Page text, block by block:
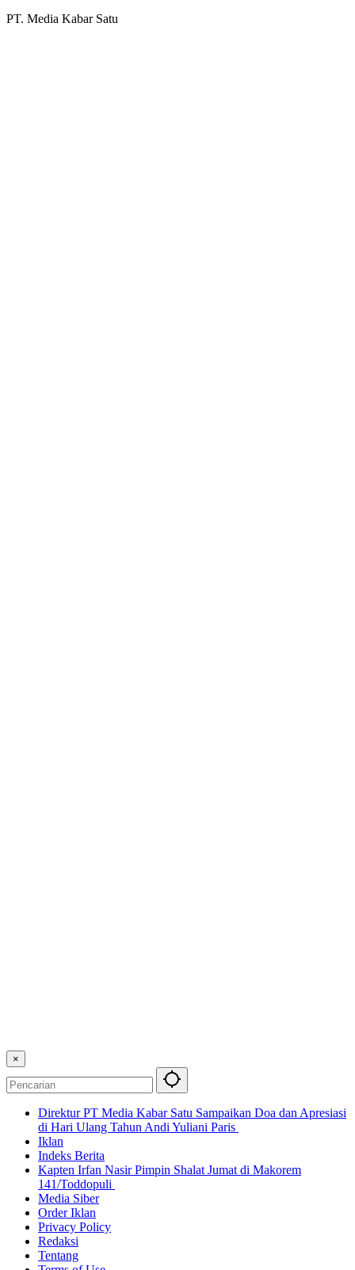
PT. Media Kabar Satu
×
Direktur PT Media Kabar Satu Sampaikan Doa dan Apresiasi
di Hari Ulang Tahun Andi Yuliani Paris
Iklan
Indeks Berita
Kapten Irfan Nasir Pimpin Shalat Jumat di Makorem
141/Toddopuli
Media Siber
Order Iklan
Privacy Policy
Redaksi
Tentang